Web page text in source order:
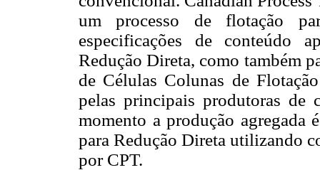
um processo de flotação
especificações de conteúdo
Redução Direta, como também
de Células Colunas de
pelas principais produtoras de
momento a produção agregada
para Redução Direta utilizando
por CPT.